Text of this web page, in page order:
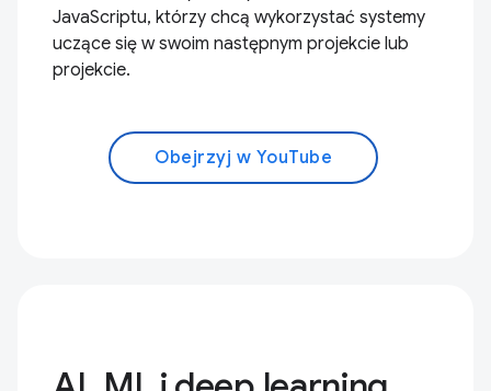
JavaScriptu, którzy chcą wykorzystać systemy
uczące się w swoim następnym projekcie lub
projekcie.
Obejrzyj w YouTube